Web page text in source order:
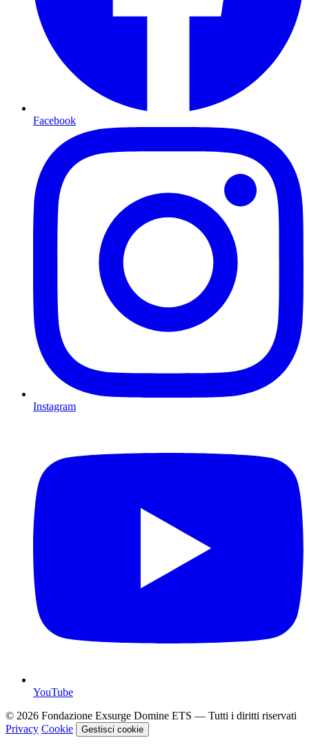
Facebook
Instagram
YouTube
© 2026 Fondazione Exsurge Domine ETS — Tutti i diritti riservati
Privacy Cookie Gestisci cookie